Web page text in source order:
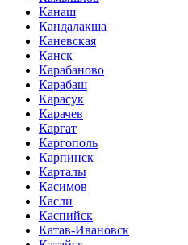
Канаш
Кандалакша
Каневская
Канск
Карабаново
Карабаш
Карасук
Карачев
Каргат
Каргополь
Карпинск
Карталы
Касимов
Касли
Каспийск
Катав-Ивановск